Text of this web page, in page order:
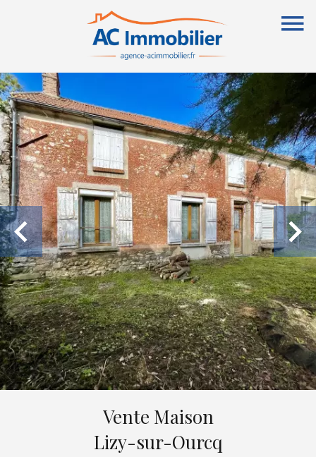
Vente Maison
Lizy-sur-Ourcq